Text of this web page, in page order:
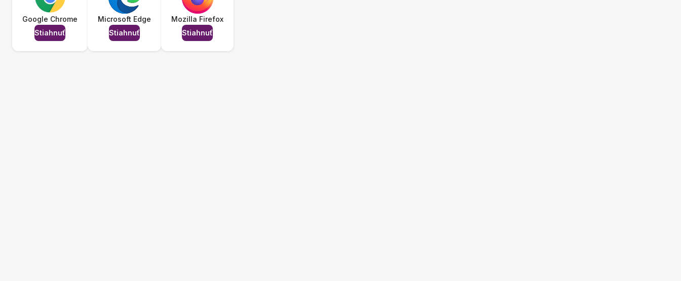
Google Chrome
Stiahnuť
Microsoft Edge
Stiahnuť
Mozilla Firefox
Stiahnuť